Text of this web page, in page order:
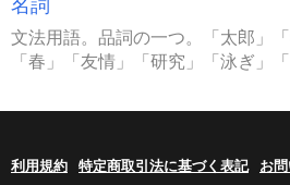
名詞
文法用語。品詞の一つ。「太郎」
「春」「友情」「研究」「泳ぎ」
利用規約 特定商取引法に基づく表記 お